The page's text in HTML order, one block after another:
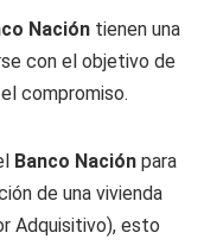
Nación tienen una
con el objetivo de
compromiso.
Banco Nación para
de una vivienda
Adquisitivo), esto